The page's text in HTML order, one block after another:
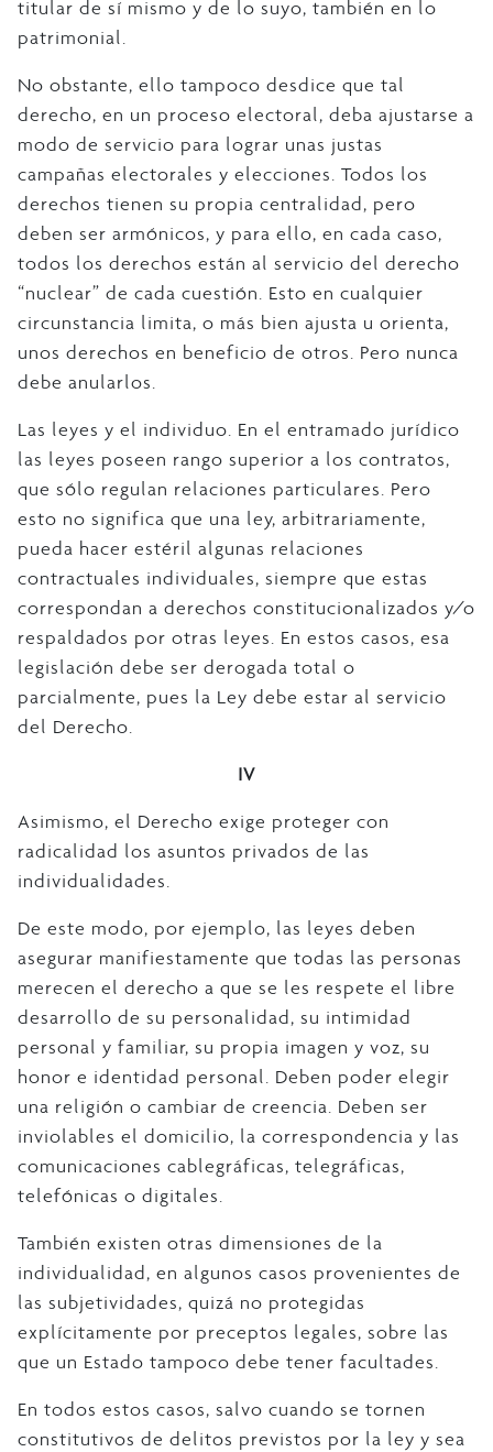
titular de sí mismo y de lo suyo, también en lo
patrimonial.
No obstante, ello tampoco desdice que tal
derecho, en un proceso electoral, deba ajustarse a
modo de servicio para lograr unas justas
campañas electorales y elecciones. Todos los
derechos tienen su propia centralidad, pero
deben ser armónicos, y para ello, en cada caso,
todos los derechos están al servicio del derecho
“nuclear” de cada cuestión. Esto en cualquier
circunstancia limita, o más bien ajusta u orienta,
unos derechos en beneficio de otros. Pero nunca
debe anularlos.
Las leyes y el individuo. En el entramado jurídico
las leyes poseen rango superior a los contratos,
que sólo regulan relaciones particulares. Pero
esto no significa que una ley, arbitrariamente,
pueda hacer estéril algunas relaciones
contractuales individuales, siempre que estas
correspondan a derechos constitucionalizados y/o
respaldados por otras leyes. En estos casos, esa
legislación debe ser derogada total o
parcialmente, pues la Ley debe estar al servicio
del Derecho.
IV
Asimismo, el Derecho exige proteger con
radicalidad los asuntos privados de las
individualidades.
De este modo, por ejemplo, las leyes deben
asegurar manifiestamente que todas las personas
merecen el derecho a que se les respete el libre
desarrollo de su personalidad, su intimidad
personal y familiar, su propia imagen y voz, su
honor e identidad personal. Deben poder elegir
una religión o cambiar de creencia. Deben ser
inviolables el domicilio, la correspondencia y las
comunicaciones cablegráficas, telegráficas,
telefónicas o digitales.
También existen otras dimensiones de la
individualidad, en algunos casos provenientes de
las subjetividades, quizá no protegidas
explícitamente por preceptos legales, sobre las
que un Estado tampoco debe tener facultades.
En todos estos casos, salvo cuando se tornen
constitutivos de delitos previstos por la ley y sea